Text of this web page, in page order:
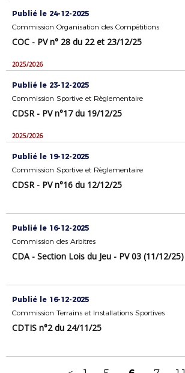
Publié le 24-12-2025
Commission Organisation des Compétitions
COC - PV n° 28 du 22 et 23/12/25
2025/2026
Publié le 23-12-2025
Commission Sportive et Règlementaire
CDSR - PV n°17 du 19/12/25
2025/2026
Publié le 19-12-2025
Commission Sportive et Règlementaire
CDSR - PV n°16 du 12/12/25
Publié le 16-12-2025
Commission des Arbitres
CDA - Section Lois du Jeu - PV 03 (11/12/25)
Publié le 16-12-2025
Commission Terrains et Installations Sportives
CDTIS n°2 du 24/11/25